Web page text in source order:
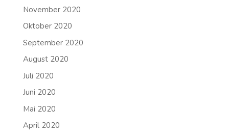
November 2020
Oktober 2020
September 2020
August 2020
Juli 2020
Juni 2020
Mai 2020
April 2020